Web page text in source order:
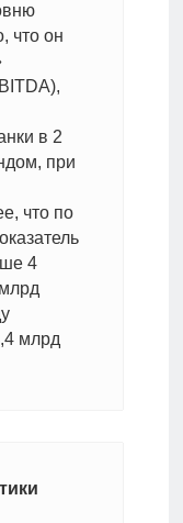
что он
в 2
при
что по
4
млрд